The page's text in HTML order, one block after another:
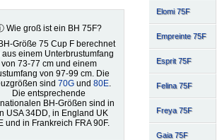
Elomi 75F
Empreinte 75F
Esprit 75F
Felina 75F
Freya 75F
Gaia 75F
Wie groß ist ein BH 75F?
Größe 75 Cup F berechnet
aus einem Unterbrustumfang
von 73-77 cm und einem
von 97-99 cm. Die
sind 70Gund 80E.
Die entsprechende
BH-Größen sind in
USA 34DD, in England UK
und in Frankreich FRA 90F.